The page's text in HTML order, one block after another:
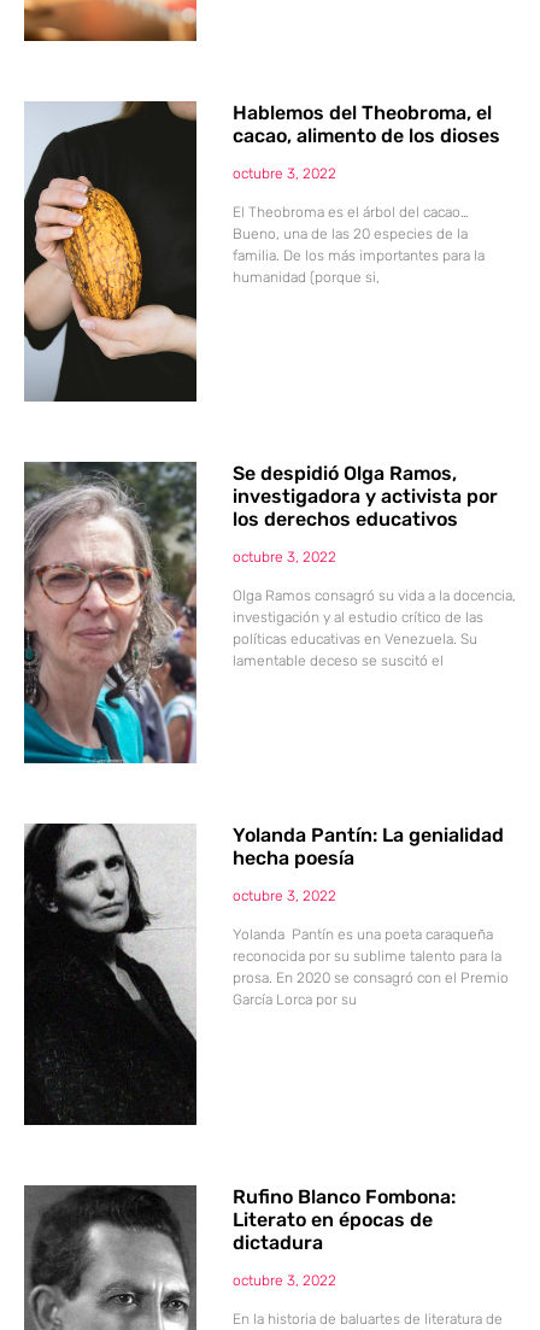
Hablemos del Theobroma, el
cacao, alimento de los dioses
octubre 3, 2022
El Theobroma es el árbol del cacao…
Bueno, una de las 20 especies de la
familia. De los más importantes para la
humanidad (porque si,
Se despidió Olga Ramos,
investigadora y activista por
los derechos educativos
octubre 3, 2022
Olga Ramos consagró su vida a la docencia,
investigación y al estudio crítico de las
políticas educativas en Venezuela. Su
lamentable deceso se suscitó el
Yolanda Pantín: La genialidad
hecha poesía
octubre 3, 2022
Yolanda Pantín es una poeta caraqueña
reconocida por su sublime talento para la
prosa. En 2020 se consagró con el Premio
García Lorca por su
Rufino Blanco Fombona:
Literato en épocas de
dictadura
octubre 3, 2022
En la historia de baluartes de literatura de